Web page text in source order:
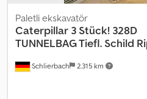
Schlierbach 2.315 km
Paletli ekskavatör
Caterpillar 3 Stück! 328D
TUNNELBAG Tiefl. Schild